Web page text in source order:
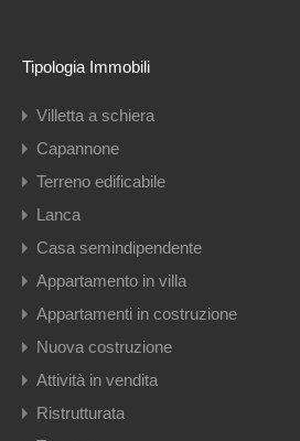
Tipologia Immobili
Villetta a schiera
Capannone
Terreno edificabile
Lanca
Casa semindipendente
Appartamento in villa
Appartamenti in costruzione
Nuova costruzione
Attività in vendita
Ristrutturata